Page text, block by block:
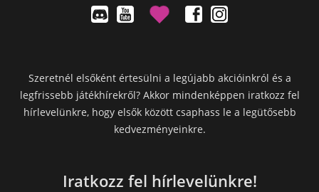
Szeretnél elsőként értesülni a legújabb akcióinkról és a
legfrissebb játékhírekről? Akkor mindenképpen iratkozz fel
hírlevelünkre, hogy elsők között csaphass le a legütősebb
kedvezményeinkre.
Iratkozz fel hírlevelünkre!